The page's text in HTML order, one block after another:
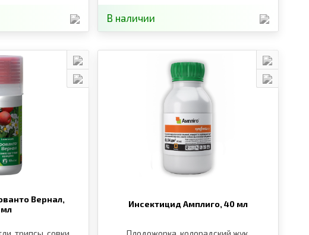
В наличии
Вернал,
мл
трипсы, совки,
Инсектицид Амплиго, 40 мл
Плодожорка, колорадский жук,